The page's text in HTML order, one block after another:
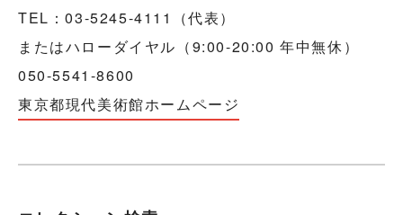
TEL：03-5245-4111（代表）
またはハローダイヤル（9:00-20:00 年中無休）
050-5541-8600
東京都現代美術館ホームページ